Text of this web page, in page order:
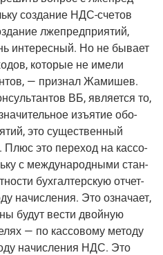
созда­ние НДС-сче­тов
лже­пред­при­я­тий,
инте­рес­ный. Но не быва­ет
кото­рые не име­ли
— при­знал Жами­шев.
ВБ, явля­ет­ся то,
изъ­я­тие обо­
это суще­ствен­ный
это пере­ход на кас­со­
с меж­ду­на­род­ны­ми стан­
бух­гал­тер­скую отчет­
начис­ле­ния. Это озна­ча­ет,
будут вести двой­ную
— по кас­со­во­му мето­ду
начис­ле­ния НДС. Это